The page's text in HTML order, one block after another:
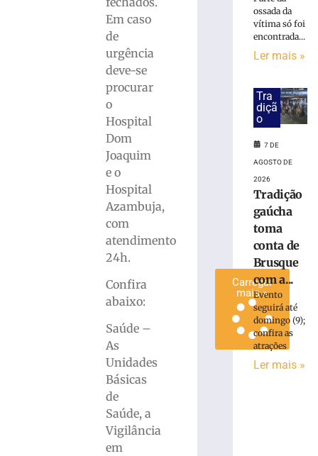
Em caso
de
urgência
deve-se
procurar
o
Hospital
Dom
Joaquim
e o
Hospital
Azambuja,
com
atendimento
24h.
Confira
abaixo:
Saúde –
As
Unidades
Básicas
de
Saúde, a
Vigilância
em
promove
beneficente
ajudar
animais
resgatados
Brusque
Carregar
mais »
ossada da
vítima só foi
encontrada...
Ler mais »
Tra
diçã
o
7 DE
AGOSTO DE
2026
Tradição
gaúcha
toma
conta de
Brusque
com a...
Evento
seguirá até
domingo (9);
confira as
atrações
Ler mais »